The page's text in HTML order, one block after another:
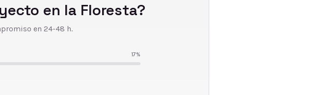
en la Floresta?
en 24-48 h.
17%